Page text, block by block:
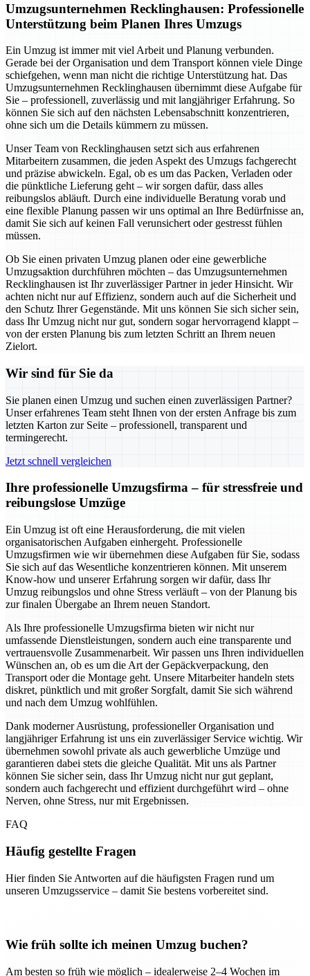
Umzugsunternehmen Recklinghausen: Professionelle
Unterstützung beim Planen Ihres Umzugs
Ein Umzug ist immer mit viel Arbeit und Planung verbunden.
Gerade bei der Organisation und dem Transport können viele Dinge
schiefgehen, wenn man nicht die richtige Unterstützung hat. Das
Umzugsunternehmen Recklinghausen übernimmt diese Aufgabe für
Sie – professionell, zuverlässig und mit langjähriger Erfahrung. So
können Sie sich auf den nächsten Lebensabschnitt konzentrieren,
ohne sich um die Details kümmern zu müssen.
Unser Team von Recklinghausen setzt sich aus erfahrenen
Mitarbeitern zusammen, die jeden Aspekt des Umzugs fachgerecht
und präzise abwickeln. Egal, ob es um das Packen, Verladen oder
die pünktliche Lieferung geht – wir sorgen dafür, dass alles
reibungslos abläuft. Durch eine individuelle Beratung vorab und
eine flexible Planung passen wir uns optimal an Ihre Bedürfnisse an,
damit Sie sich auf keinen Fall verunsichert oder gestresst fühlen
müssen.
Ob Sie einen privaten Umzug planen oder eine gewerbliche
Umzugsaktion durchführen möchten – das Umzugsunternehmen
Recklinghausen ist Ihr zuverlässiger Partner in jeder Hinsicht. Wir
achten nicht nur auf Effizienz, sondern auch auf die Sicherheit und
den Schutz Ihrer Gegenstände. Mit uns können Sie sich sicher sein,
dass Ihr Umzug nicht nur gut, sondern sogar hervorragend klappt –
von der ersten Planung bis zum letzten Schritt an Ihrem neuen
Zielort.
Wir sind für Sie da
Sie planen einen Umzug und suchen einen zuverlässigen Partner?
Unser erfahrenes Team steht Ihnen von der ersten Anfrage bis zum
letzten Karton zur Seite – professionell, transparent und
termingerecht.
Jetzt schnell vergleichen
Ihre professionelle Umzugsfirma – für stressfreie und
reibungslose Umzüge
Ein Umzug ist oft eine Herausforderung, die mit vielen
organisatorischen Aufgaben einhergeht. Professionelle
Umzugsfirmen wie wir übernehmen diese Aufgaben für Sie, sodass
Sie sich auf das Wesentliche konzentrieren können. Mit unserem
Know-how und unserer Erfahrung sorgen wir dafür, dass Ihr
Umzug reibungslos und ohne Stress verläuft – von der Planung bis
zur finalen Übergabe an Ihrem neuen Standort.
Als Ihre professionelle Umzugsfirma bieten wir nicht nur
umfassende Dienstleistungen, sondern auch eine transparente und
vertrauensvolle Zusammenarbeit. Wir passen uns Ihren individuellen
Wünschen an, ob es um die Art der Gepäckverpackung, den
Transport oder die Montage geht. Unsere Mitarbeiter handeln stets
diskret, pünktlich und mit großer Sorgfalt, damit Sie sich während
und nach dem Umzug wohlfühlen.
Dank moderner Ausrüstung, professioneller Organisation und
langjähriger Erfahrung ist uns ein zuverlässiger Service wichtig. Wir
übernehmen sowohl private als auch gewerbliche Umzüge und
garantieren dabei stets die gleiche Qualität. Mit uns als Partner
können Sie sicher sein, dass Ihr Umzug nicht nur gut geplant,
sondern auch fachgerecht und effizient durchgeführt wird – ohne
Nerven, ohne Stress, nur mit Ergebnissen.
FAQ
Häufig gestellte Fragen
Hier finden Sie Antworten auf die häufigsten Fragen rund um
unseren Umzugsservice – damit Sie bestens vorbereitet sind.
Wie früh sollte ich meinen Umzug buchen?
Am besten so früh wie möglich – idealerweise 2–4 Wochen im